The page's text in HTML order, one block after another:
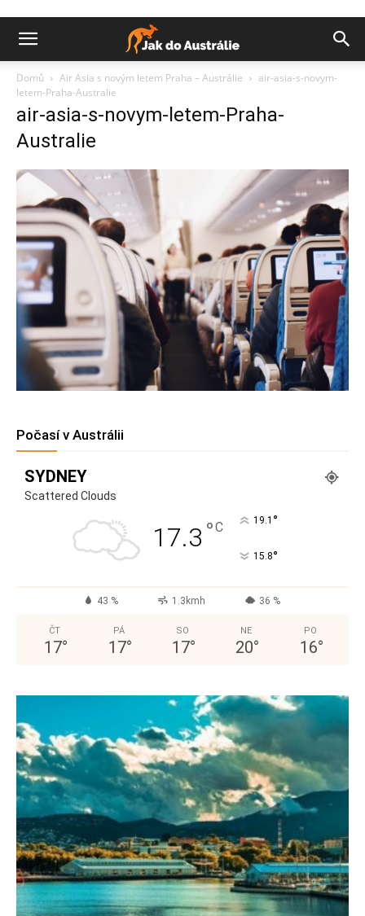
Domů Air Asia s novým letem Praha – Austrálie
air-asia-s-novym-
letem-Praha-Australie
air-asia-s-novym-letem-Praha-
Australie
Počasí v Austrálii
SYDNEY
Scattered Clouds
17.3 °C 19.1 °
15.8°
43 % 1.3kmh 36 %
ČT
17°
PÁ
17°
SO
17°
NE
20°
PO
16°